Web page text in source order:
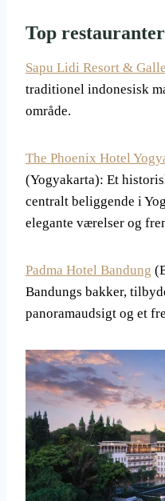
Top
Sapu Lidi Resort &
traditionel indonesisk
område.
The Phoenix Hotel
(Yogyakarta): Et
centralt beliggende i
elegante værelser og
Padma Hotel Bandung
Bandungs bakker,
panoramaudsigt og et